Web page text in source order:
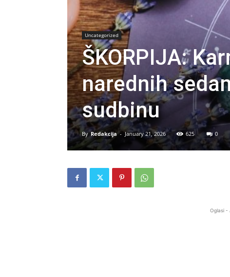
Uncategorized
ŠKORPIJA:
narednih
sudbinu
By Redakcija - January 21, 2026 625 0
Oglasi -